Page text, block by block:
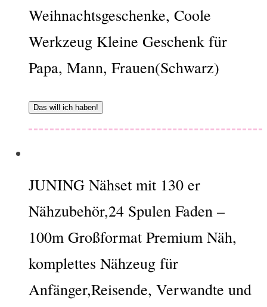
Weihnachtsgeschenke, Coole
Werkzeug Kleine Geschenk für
Papa, Mann, Frauen(Schwarz)
Das will ich haben!
JUNING Nähset mit 130 er
Nähzubehör,24 Spulen Faden –
100m Großformat Premium Näh,
komplettes Nähzeug für
Anfänger,Reisende, Verwandte und